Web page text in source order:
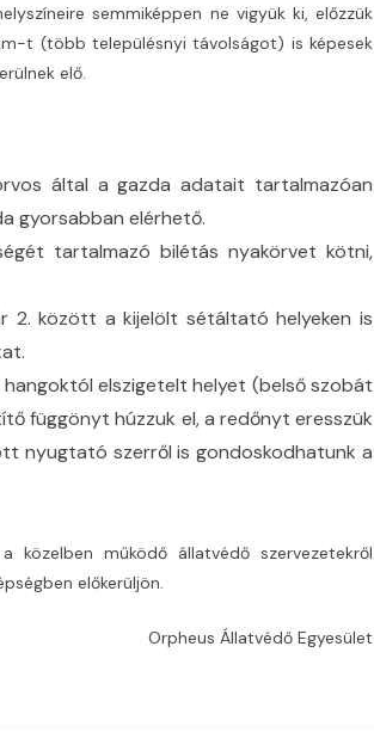
semmiképpen ne vigyük ki, előzzük
t (több településnyi távolságot) is képesek
elő.
által a gazda adatait tartalmazóan
gyorsabban elérhető.
tartalmazó bilétás nyakörvet kötni,
2. között a kijelölt sétáltató helyeken is
elszigetelt helyet (belső szobát
függönyt húzzuk el, a redőnyt eresszük
nyugtató szerről is gondoskodhatunk a
működő állatvédő szervezetekről
előkerüljön.
Orpheus Állatvédő Egyesület